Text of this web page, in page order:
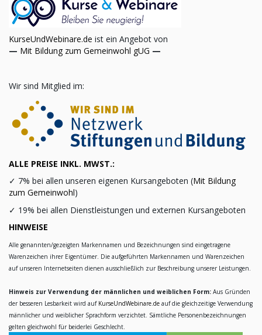
KurseUndWebinare.de ist ein Angebot von
— Mit Bildung zum Gemeinwohl gUG —
Wir sind Mitglied im:
ALLE PREISE INKL. MWST.:
✓ 7% bei allen unseren eigenen Kursangeboten (Mit Bildung
zum Gemeinwohl)
✓ 19% bei allen Dienstleistungen und externen Kursangeboten
HINWEISE
Alle genannten/gezeigten Markennamen und Bezeichnungen sind eingetragene
Warenzeichen ihrer Eigentümer. Die aufgeführten Markennamen und Warenzeichen
auf unseren Internetseiten dienen ausschließlich zur Beschreibung unserer Leistungen.
Hinweis zur Verwendung der männlichen und weiblichen Form: Aus Gründen
der besseren Lesbarkeit wird auf KurseUndWebinare.de auf die gleichzeitige Verwendung
männlicher und weiblicher Sprachform verzichtet. Sämtliche Personenbezeichnungen
gelten gleichwohl für beiderlei Geschlecht.